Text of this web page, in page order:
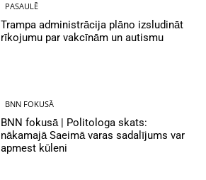
PASAULĒ
Trampa administrācija plāno izsludināt
rīkojumu par vakcīnām un autismu
BNN FOKUSĀ
BNN fokusā | Politologa skats:
nākamajā Saeimā varas sadalījums var
apmest kūleni